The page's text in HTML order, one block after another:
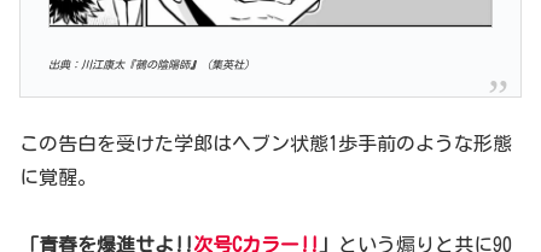
出典：川江康太『鵺の陰陽師』 （集英社）
この告白を受けた学郎はヘブン状態1歩手前のような形態
に覚醒。
「青春を爆進せよ!!次号Cカラー!! という煽りと共に90